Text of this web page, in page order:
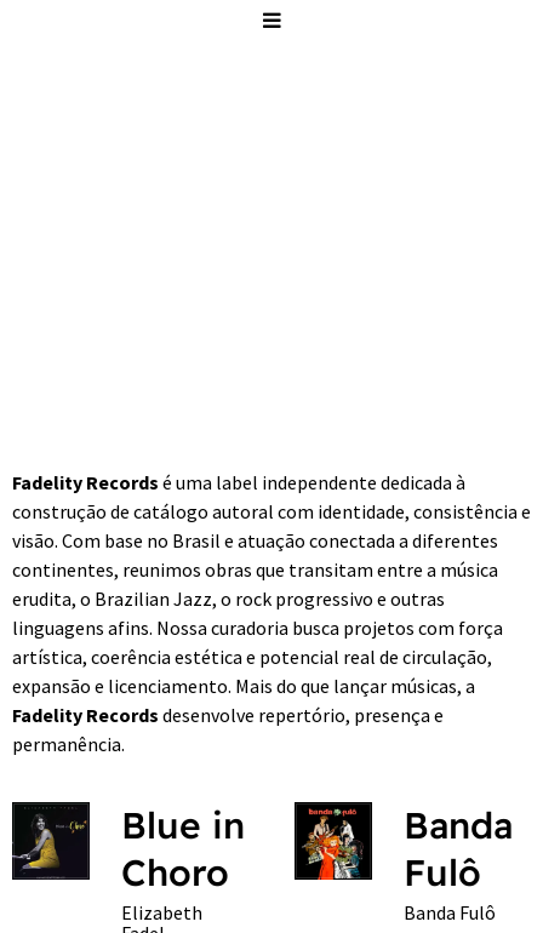
Fadelity Records é uma label independente dedicada à
construção de catálogo autoral com identidade, consistência e
visão. Com base no Brasil e atuação conectada a diferentes
continentes, reunimos obras que transitam entre a música
erudita, o Brazilian Jazz, o rock progressivo e outras
linguagens afins. Nossa curadoria busca projetos com força
artística, coerência estética e potencial real de circulação,
expansão e licenciamento. Mais do que lançar músicas, a
Fadelity Records desenvolve repertório, presença e
permanência.
Blue in
Choro
Elizabeth
Banda
Fulô
Banda Fulô